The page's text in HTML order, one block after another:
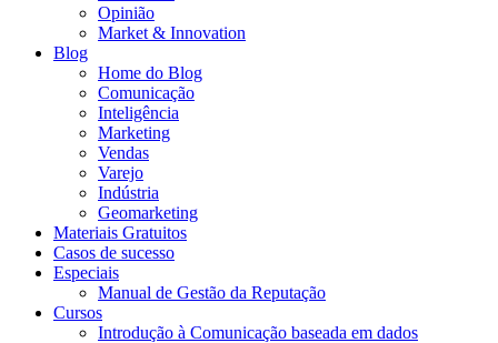
Opinião
Market & Innovation
Blog
Home do Blog
Comunicação
Inteligência
Marketing
Vendas
Varejo
Indústria
Geomarketing
Materiais Gratuitos
Casos de sucesso
Especiais
Manual de Gestão da Reputação
Cursos
Introdução à Comunicação baseada em dados